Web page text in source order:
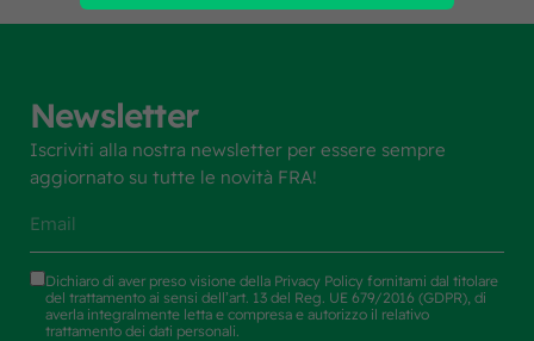
Newsletter
Iscriviti alla nostra newsletter per essere sempre
aggiornato su tutte le novità FRA!
Dichiaro di aver preso visione della Privacy Policy fornitami dal titolare
del trattamento ai sensi dell’art. 13 del Reg. UE 679/2016 (GDPR), di
averla integralmente letta e compresa e autorizzo il relativo
trattamento dei dati personali.